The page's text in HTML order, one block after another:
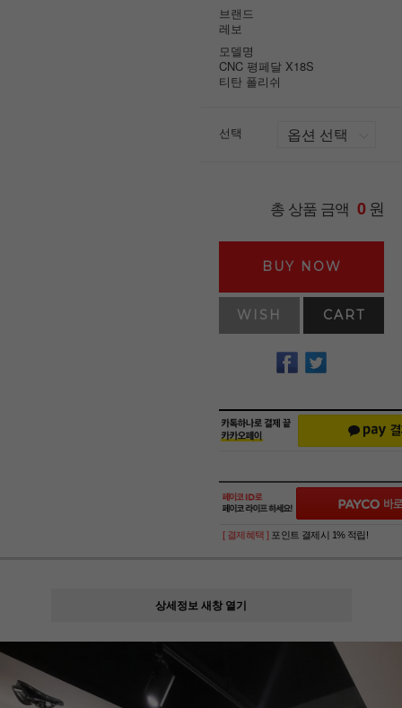
브랜드
레보
모델명
CNC 평페달 X18S
티탄 폴리쉬
선택
총 상품 금액 0원
BUY NOW
WISH CART
[ 결제혜택 ] 포인트 결제시 1% 적립!
상세정보 새창 열기